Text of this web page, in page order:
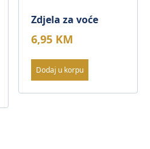
Zdjela za voće
6,95 KM
Dodaj u korpu